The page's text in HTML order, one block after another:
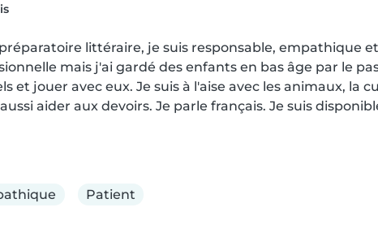
littéraire, je suis responsable, empathique
mais j'ai gardé des enfants en bas âge par le
et jouer avec eux. Je suis à l'aise avec les animaux, la
aider aux devoirs. Je parle français. Je suis
Patient